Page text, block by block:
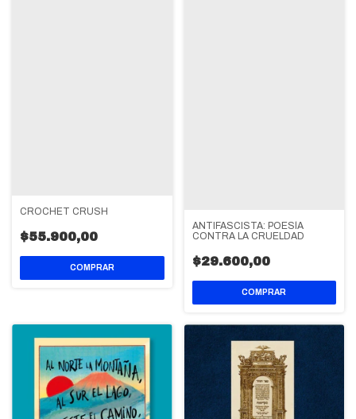
CROCHET CRUSH
$55.900,00
ANTIFASCISTA: POESÍA
CONTRA LA CRUELDAD
$29.600,00